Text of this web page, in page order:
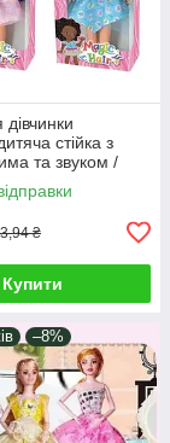
стійка з
та звуком /
₴
Купити
–8%